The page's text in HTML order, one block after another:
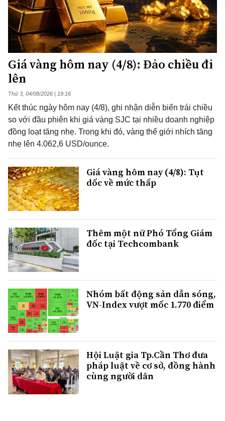
Giá vàng hôm nay (4/8): Đảo chiều đi
lên
Thứ 3, 04/08/2026 | 19:16
Kết thúc ngày hôm nay (4/8), ghi nhận diễn biến trái chiều
so với đầu phiên khi giá vàng SJC tại nhiều doanh nghiệp
đồng loạt tăng nhẹ. Trong khi đó, vàng thế giới nhích tăng
nhẹ lên 4.062,6 USD/ounce.
Giá vàng hôm nay (4/8): Tụt
dốc về mức thấp
Thêm một nữ Phó Tổng Giám
đốc tại Techcombank
Nhóm bất động sản dẫn sóng,
VN-Index vượt mốc 1.770 điểm
Hội Luật gia Tp.Cần Thơ đưa
pháp luật về cơ sở, đồng hành
cùng người dân